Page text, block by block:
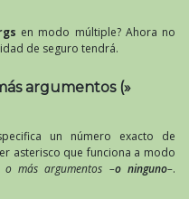
en modo múltiple? Ahora no
de seguro tendrá.
argumentos (»
un número exacto de
asterisco que funciona a modo
más argumentos –o ninguno–.